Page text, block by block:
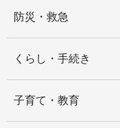
防災・救急
くらし・手続き
子育て・教育